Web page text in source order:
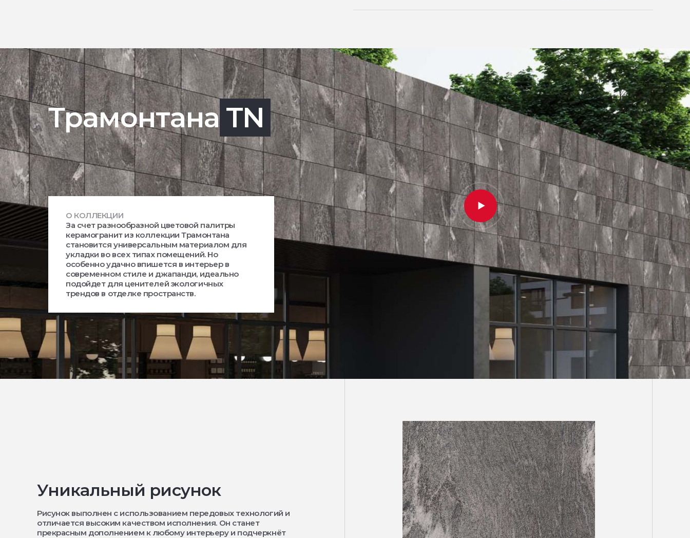
ТрамонтанаTN
О КОЛЛЕКЦИИ
За счет разнообразной цветовой палитры
керамогранит из коллекции Трамонтана
становится универсальным материалом для
укладки во всех типах помещений. Но
особенно удачно впишется в интерьер в
современном стиле и джапанди, идеально
подойдет для ценителей экологичных
трендов в отделке пространств.
Уникальный рисунок
Рисунок выполнен с использованием передовых технологий и
отличается высоким качеством исполнения. Он станет
прекрасным дополнением к любому интерьеру и подчеркнёт